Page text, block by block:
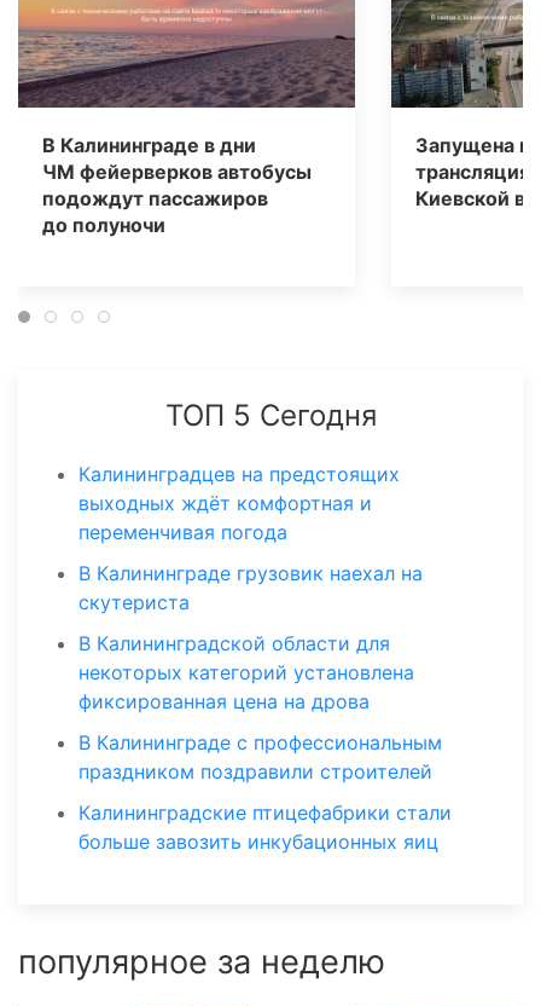
В Калининграде в дни
ЧМ фейерверков автобусы
подождут пассажиров
до полуночи
Запущена
трансляция
Киевской в
ТОП 5 Сегодня
Калининградцев на предстоящих
выходных ждёт комфортная и
переменчивая погода
В Калининграде грузовик наехал на
скутериста
В Калининградской области для
некоторых категорий установлена
фиксированная цена на дрова
В Калининграде с профессиональным
праздником поздравили строителей
Калининградские птицефабрики стали
больше завозить инкубационных яиц
популярное за неделю